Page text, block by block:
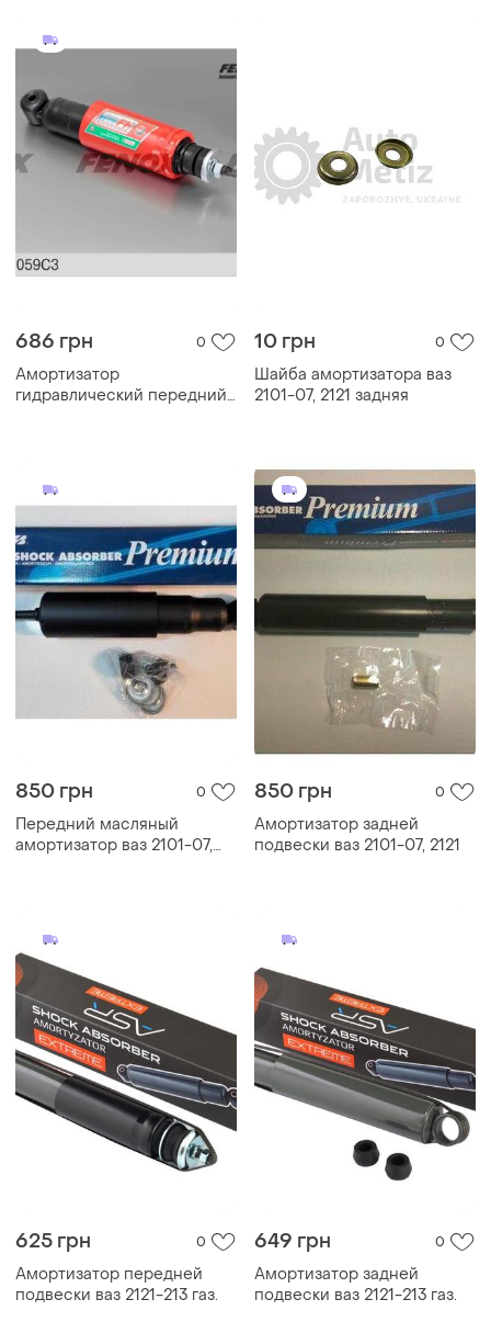
686 грн 0
Амортизатор
гидравлический передний
10 грн 0
Шайба амортизатора ваз
2101-07, 2121 задняя
850 грн 0
Передний масляный
амортизатор ваз 2101-07,
850 грн 0
Амортизатор задней
подвески ваз 2101-07, 2121
625 грн 0
Амортизатор передней
подвески ваз 2121-213 газ.
649 грн 0
Амортизатор задней
подвески ваз 2121-213 газ.